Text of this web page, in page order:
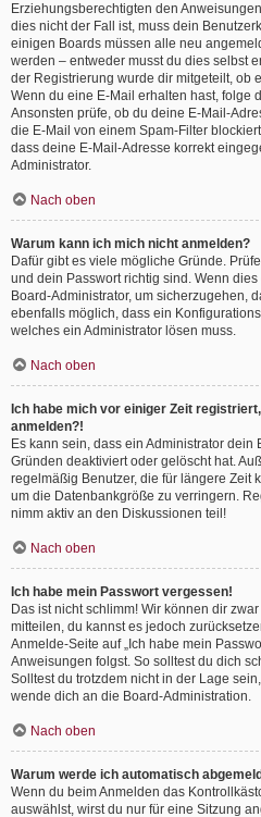
Erziehungsberechtigten den
dies nicht der Fall ist, muss dein
einigen Boards müssen alle neu
werden – entweder musst du dies selbst
der Registrierung wurde dir mitgeteilt, ob
Wenn du eine E-Mail erhalten hast, folge
Ansonsten prüfe, ob du deine E-Mail-
die E-Mail von einem Spam-Filter
dass deine E-Mail-Adresse korrekt
Administrator.
Nach oben
Warum kann ich mich nicht anmelden?
Dafür gibt es viele mögliche Gründe.
und dein Passwort richtig sind. Wenn
Board-Administrator, um sicherzugehen,
ebenfalls möglich, dass ein
welches ein Administrator lösen muss.
Nach oben
Ich habe mich vor einiger Zeit
anmelden?!
Es kann sein, dass ein Administrator
Gründen deaktiviert oder gelöscht hat.
regelmäßig Benutzer, die für längere Zeit
um die Datenbankgröße zu verringern.
nimm aktiv an den Diskussionen teil!
Nach oben
Ich habe mein Passwort vergessen!
Das ist nicht schlimm! Wir können dir
mitteilen, du kannst es jedoch
Anmelde-Seite auf „Ich habe mein
Anweisungen folgst. So solltest du dich
Solltest du trotzdem nicht in der Lage
wende dich an die Board-Administration.
Nach oben
Warum werde ich automatisch
Wenn du beim Anmelden das
auswählst, wirst du nur für eine Sitzung